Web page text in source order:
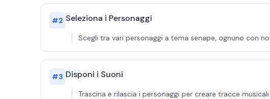
#2 Seleziona i Personaggi
Scegli tra vari personaggi a tema senape, ognuno con
#3 Disponi i Suoni
Trascina e rilascia i personaggi per creare tracce